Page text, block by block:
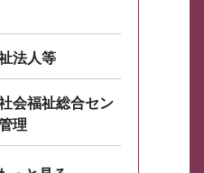
法人等
会福祉総合セン
理